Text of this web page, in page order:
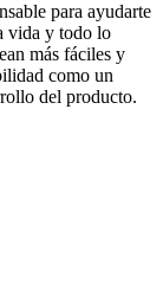
para ayudarte
vida y todo lo
más fáciles y
como un
del producto.